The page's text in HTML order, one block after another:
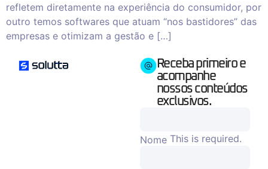
refletem diretamente na experiência do consumidor, por
outro temos softwares que atuam “nos bastidores” das
empresas e otimizam a gestão e […]
Receba primeiro e
acompanhe
nossos conteúdos
exclusivos.
Nome This is required.